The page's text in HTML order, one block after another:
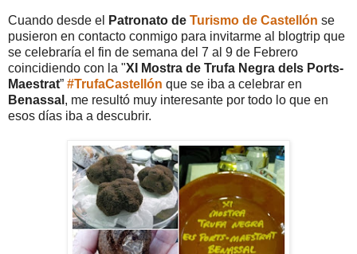
Cuando desde el Patronato de Turismo de Castellón se
pusieron en contacto conmigo para invitarme al blogtrip que
se celebraría el fin de semana del 7 al 9 de Febrero
coincidiendo con la "XI Mostra de Trufa Negra dels Ports-
Maestrat” #TrufaCastellón que se iba a celebrar en
Benassal , me resultó muy interesante por todo lo que en
esos días iba a descubrir.